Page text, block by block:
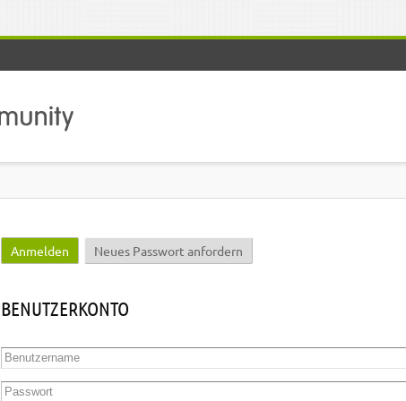
Haupt-Reiter
Anmelden (aktiver Reiter)
Neues Passwort anfordern
BENUTZERKONTO
Benutzername
Passwort